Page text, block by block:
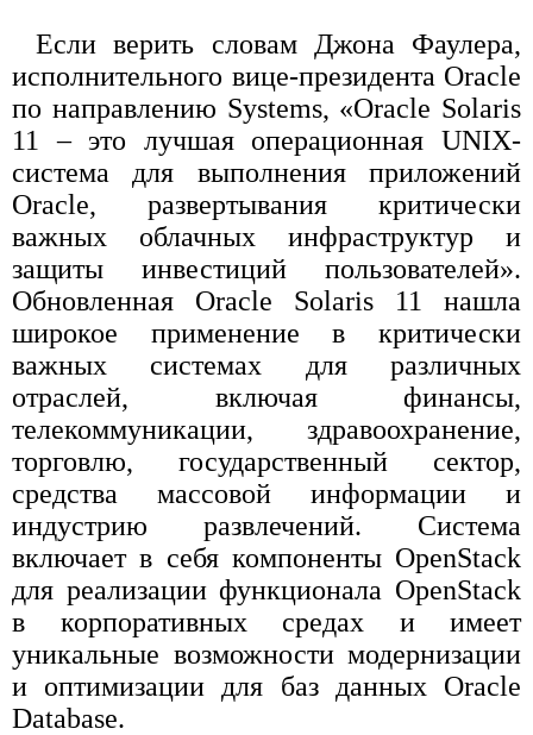
Если верить словам Джона Фаулера,
исполнительного вице-президента Oracle
по направлению Systems, «Oracle Solaris
11 – это лучшая операционная UNIX-
система для выполнения приложений
Oracle, развертывания критически
важных облачных инфраструктур и
защиты инвестиций пользователей».
Обновленная Oracle Solaris 11 нашла
широкое применение в критически
важных системах для различных
отраслей, включая финансы,
телекоммуникации, здравоохранение,
торговлю, государственный сектор,
средства массовой информации и
индустрию развлечений. Система
включает в себя компоненты OpenStack
для реализации функционала OpenStack
в корпоративных средах и имеет
уникальные возможности модернизации
и оптимизации для баз данных Oracle
Database.